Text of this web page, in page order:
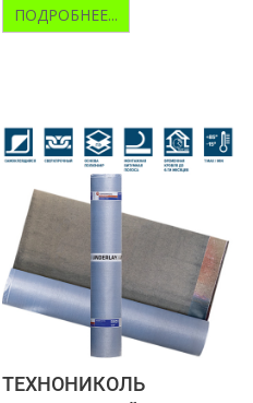
ПОДРОБНЕЕ...
ТЕХНОНИКОЛЬ